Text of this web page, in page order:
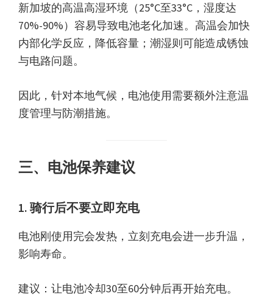
新加坡的高温高湿环境（25°C至33°C，湿度达
70%-90%）容易导致电池老化加速。高温会加快
内部化学反应，降低容量；潮湿则可能造成锈蚀
与电路问题。
因此，针对本地气候，电池使用需要额外注意温
度管理与防潮措施。
三、电池保养建议
1. 骑行后不要立即充电
电池刚使用完会发热，立刻充电会进一步升温，
影响寿命。
建议：让电池冷却30至60分钟后再开始充电。